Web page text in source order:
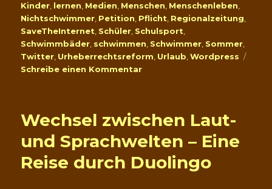
Kinder lernen Medien Menschen Menschenleben
Nichtschwimmer Petition Pflicht Regionalzeitung
SaveTheInternet Schüler Schulsport
Schwimmbäder schwimmen Schwimmer Sommer
Twitter Urheberrechtsreform Urlaub ,Wordpress
Schreibe einen Kommentarzu
Rettung
Bäder
läuft
weiter…
Wechsel zwischen Laut-
und Sprachwelten – Eine
Reise durch Duolingo